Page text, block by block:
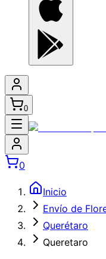
0
0
Inicio
Envío de
Querétaro
Queretaro